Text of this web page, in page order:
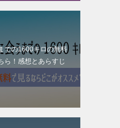
での1600キロの無料
ら！感想とあらすじ